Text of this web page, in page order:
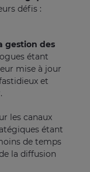
défis :
gestion des
étant
mise à jour
et
les canaux
étant
de temps
la diffusion